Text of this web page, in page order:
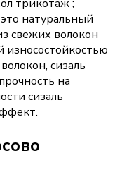
трикотаж ;
натуральный
свежих волокон
износостойкостью
сизаль
на
сизаль